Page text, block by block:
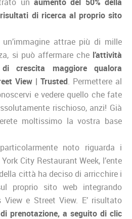
di ricerca al proprio sito
attrae più di mille
si può affermare che l’attività
crescita maggiore qualora
View | Trusted. Permettere al
e vedere quello che fate
rischioso, anzi! Già
moltissimo la vostra base
noto riguarda i
City Restaurant Week, l’ente
città ha deciso di arricchire i
proprio sito web integrando
View e Street View. E’ risultato
prenotazione, a seguito di clic